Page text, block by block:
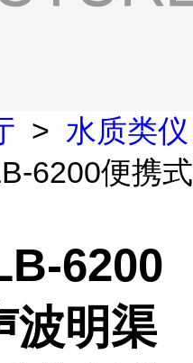
> 水质类仪
6200便携式
6200
波明渠